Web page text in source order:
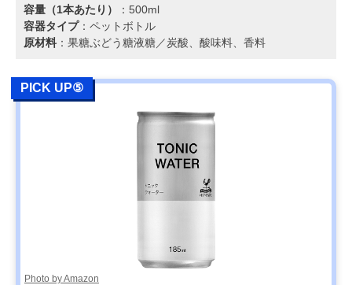
容量（1本あたり）
：500ml
容器タイプ：ペットボトル
原材料 ：果糖ぶどう糖液糖／炭酸、酸味料、香料
PICK UP⑤
Photo by Amazon